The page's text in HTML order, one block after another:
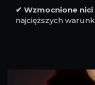
✔ Wzmocnione nici
najcięższych